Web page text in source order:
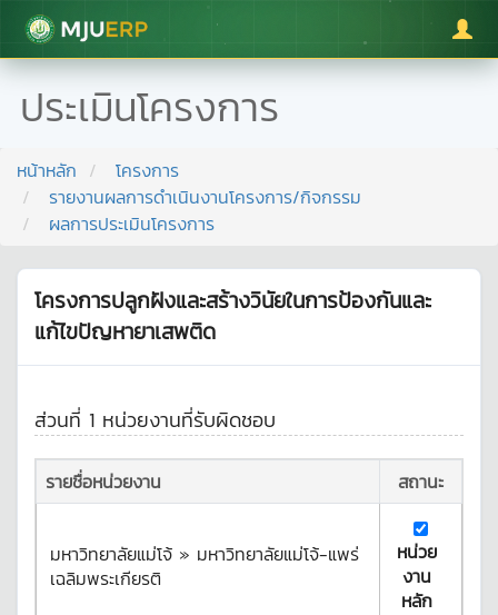
มหาวิทยาลัยแม่โจ้
ประเมินโครงการ
หน้าหลัก
โครงการ
รายงานผลการดำเนินงานโครงการ/กิจกรรม
ผลการประเมินโครงการ
โครงการปลูกฝังและสร้างวินัยในการป้องกันและ
แก้ไขปัญหายาเสพติด
ส่วนที่ 1 หน่วยงานที่รับผิดชอบ
รายชื่อหน่วยงาน สถานะ
มหาวิทยาลัยแม่โจ้ » มหาวิทยาลัยแม่โจ้-แพร่
เฉลิมพระเกียรติ
หน่วย
งาน
หลัก